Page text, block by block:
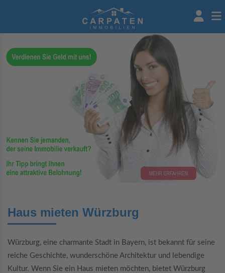
Haus mieten Würzburg
Würzburg, eine charmante Stadt in Bayern, ist bekannt für seine
reiche Geschichte, wunderschöne Architektur und lebendige
Kultur. Wenn Sie ein Haus mieten möchten, bietet Würzburg